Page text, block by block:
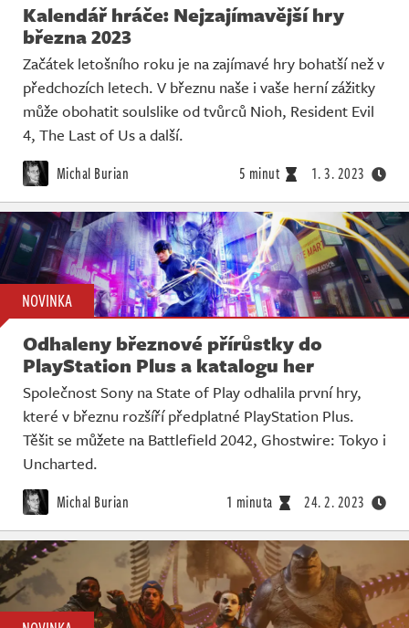
Kalendář hráče: Nejzajímavější hry
března 2023
Začátek letošního roku je na zajímavé hry bohatší než v
předchozích letech. V březnu naše i vaše herní zážitky
může obohatit soulslike od tvůrců Nioh, Resident Evil
4, The Last of Us a další.
Michal Burian 5 minut 1. 3. 2023
NOVINKA
Odhaleny březnové přírůstky do
PlayStation Plus a katalogu her
Společnost Sony na State of Play odhalila první hry,
které v březnu rozšíří předplatné PlayStation Plus.
Těšit se můžete na Battlefield 2042, Ghostwire: Tokyo i
Uncharted.
Michal Burian 1 minuta 24. 2. 2023